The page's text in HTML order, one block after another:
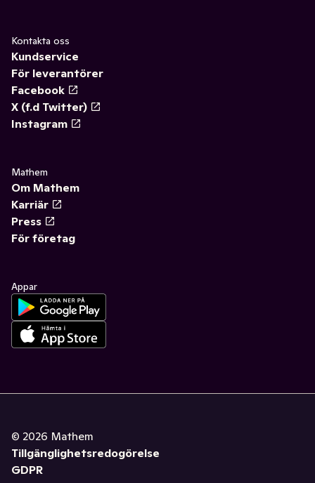
Kontakta oss
Kundservice
För leverantörer
Facebook
X (f.d Twitter)
Instagram
Mathem
Om Mathem
Karriär
Press
För företag
Appar
© 2026 Mathem
Tillgänglighetsredogörelse
GDPR